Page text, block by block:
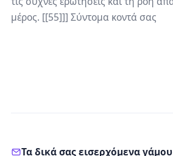
μέρος. [[55]]] Σύντομα κοντά σας
Τα δικά σας εισερχόμενα γάμου